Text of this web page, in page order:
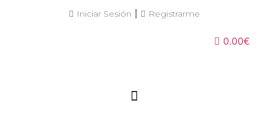
Iniciar Sesión Registrarme
0.00€